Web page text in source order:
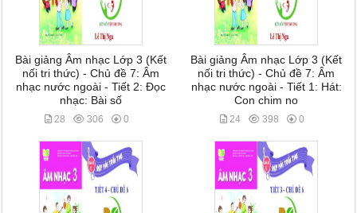
Bài giảng Âm nhạc Lớp 3 (Kết
nối tri thức) - Chủ đề 7: Âm
nhạc nước ngoài - Tiết 2: Đọc
nhạc: Bài số
28 306 0
Bài giảng Âm nhạc Lớp 3 (Kết
nối tri thức) - Chủ đề 7: Âm
nhạc nước ngoài - Tiết 1: Hát:
Con chim no
24 398 0